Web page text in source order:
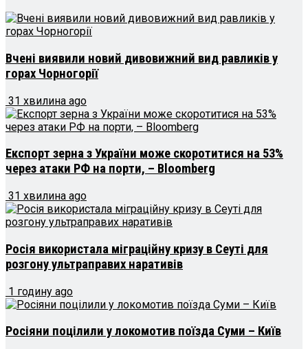
Вчені виявили новий дивовижний вид равликів у
горах Чорногорії
31 хвилина ago
Експорт зерна з України може скоротитися на 53%
через атаки РФ на порти, – Bloomberg
31 хвилина ago
Росія використала міграційну кризу в Сеуті для
розгону ультраправих наративів
1 годину ago
Росіяни поцілили у локомотив поїзда Суми – Київ